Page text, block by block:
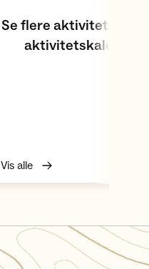
Se flere aktiviteter i
aktivitetskalender
Vis alle